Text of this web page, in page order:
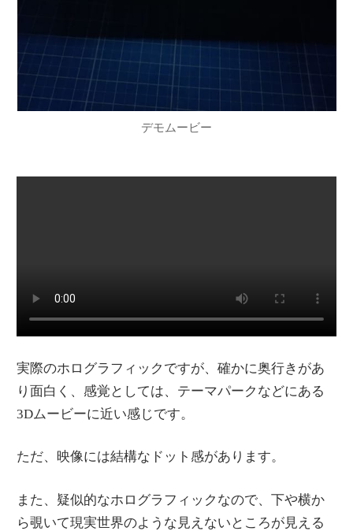
デモムービー
実際のホログラフィックですが、確かに奥行きがあ
り面白く、感覚としては、テーマパークなどにある
3Dムービーに近い感じです。
ただ、映像には結構なドット感があります。
また、疑似的なホログラフィックなので、下や横か
ら覗いて現実世界のような見えないところが見える